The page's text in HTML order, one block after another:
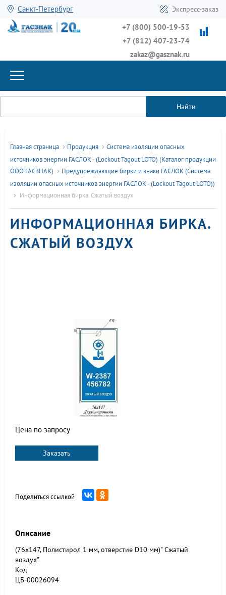
Санкт-Петербург Экспресс-заказ
+7 (800) 500-19-53
+7 (812) 407-23-74
zakaz@gasznak.ru
Найти
Главная страница Продукция
Система изоляции опасных
источников энергии ГАСЛОК - (Lockout Tagout LOTO) (Каталог продукции
ООО ГАСЗНАК)
Предупреждающие бирки и знаки ГАСЛОК (Система
изоляции опасных источников энергии ГАСЛОК - (Lockout Tagout LOTO))
Информационная бирка. Сжатый воздух
ИНФОРМАЦИОННАЯ БИРКА.
СЖАТЫЙ ВОЗДУХ
Цена по запросу
Заказать
Поделиться ссылкой
Описание
(76x147, Полистирол 1 мм, отверстие D10 мм)" Сжатый
воздух"
Код
ЦБ-00026094